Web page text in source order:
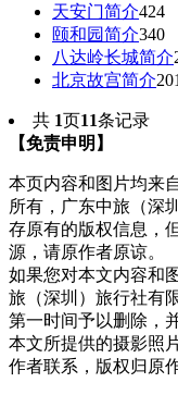
天安门简介424
颐和园简介340
八达岭长城简介
北京故宫简介
共 1页11条记录
【免责申明】
本页内容和图片均来
所有，广东中旅（深
存原有的版权信息，
源，请原作者原谅。
如果您对本文内容和
旅（深圳）旅行社有
第一时间予以删除，
本文所提供的摄影照
作者联系，版权归原